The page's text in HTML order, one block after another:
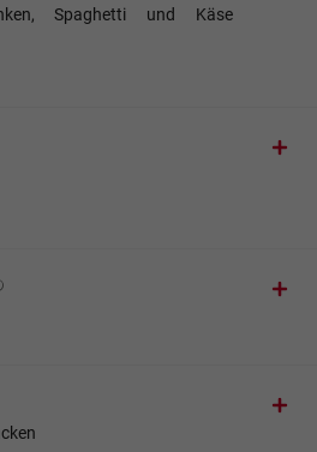
Spaghetti und Käse